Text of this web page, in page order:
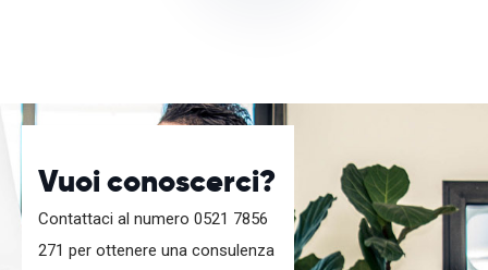
Vuoi conoscerci?
Contattaci al numero 0521 7856
271 per ottenere una consulenza